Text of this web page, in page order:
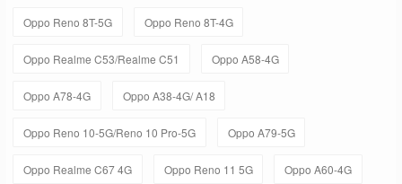
Oppo Reno 8T-5G Oppo Reno 8T-4G
Oppo Realme C53/Realme C51 Oppo A58-4G
Oppo A78-4G Oppo A38-4G/ A18
Oppo Reno 10-5G/Reno 10 Pro-5G Oppo A79-5G
Oppo Realme C67 4G Oppo Reno 11 5G Oppo A60-4G